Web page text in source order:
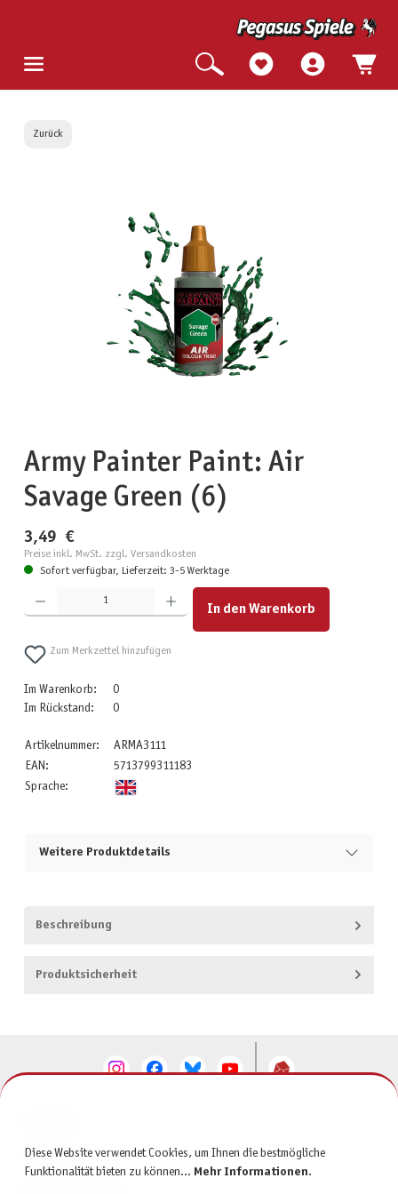
Zurück
Army Painter Paint: Air
Savage Green (6)
3,49 €
Preise inkl. MwSt. zzgl. Versandkosten
Sofort verfügbar, Lieferzeit: 3-5 Werktage
Produkt Anzahl: Gib den gewünschten Wert ein oder benutze die Schaltflächen um die Anzahl zu
In den Warenkorb
Zum Merkzettel hinzufügen
Im Warenkorb:
0
Im Rückstand:
0
Artikelnummer:
ARMA3111
EAN:
5713799311183
Sprache:
Weitere Produktdetails
Beschreibung
Produktsicherheit
SERVICE
Diese Website verwendet Cookies, um Ihnen die bestmögliche
Funktionalität bieten zu können... Mehr Informationen.